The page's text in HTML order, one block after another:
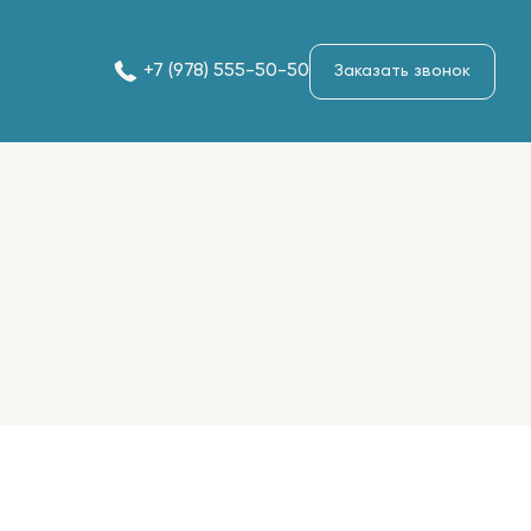
+7 (978) 555-50-50 Заказать звонок